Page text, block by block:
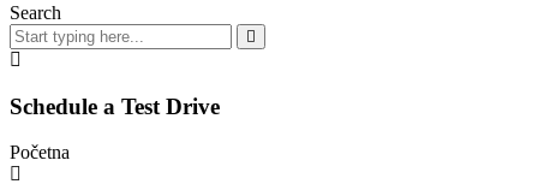
Search
Schedule a Test Drive
Početna